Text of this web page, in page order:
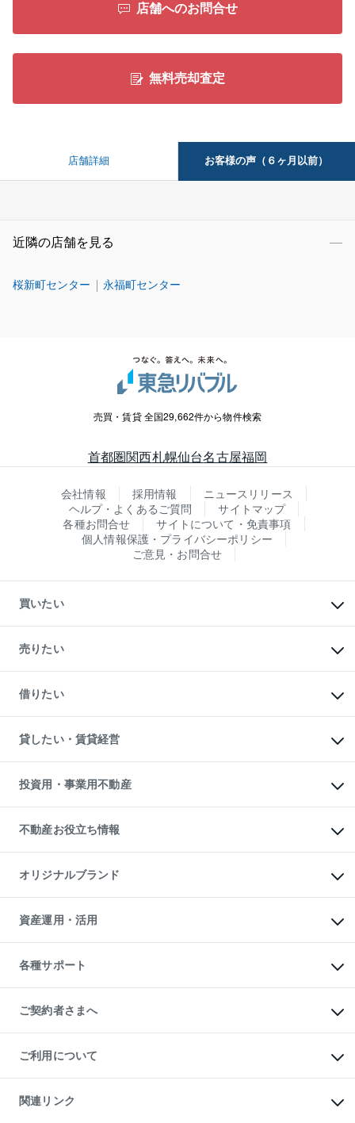
店舗へのお問合せ
無料売却査定
店舗詳細 お客様の声（６ヶ月以前）
近隣の店舗を見る
桜新町センター 永福町センター
売買・賃貸 全国29,662件から物件検索
首都圏関西札幌仙台名古屋福岡
会社情報 採用情報
ニュースリリース
ヘルプ・よくあるご質問
サイトマップ
各種お問合せ
サイトについて・免責事項
個人情報保護・プライバシーポリシー
ご意見・お問合せ
買いたい
新築・分譲マンションの購入
中古マンションの購入
一戸建ての購入
中古一戸建ての購入
不動産購入の流れ
注目キーワード物件特集
購入ガイド
English 繁体中文簡体中文
売りたい
一戸建ての売却・査定
土地の売却・査定
スピードAI査定
不動産査定について
不動産売却の流れ
不動産買換えの流れ
売却ガイド
借りたい
オフィス・店舗の賃貸
借りるときの流れ
借りるガイド
貸したい・賃貸経営
マンション賃料データ
賃貸管理プラン
リロケーションについて
貸すガイド
投資用・事業用不動産
事業用不動産
マンション投資
投資用マンション
アパート経営
収益物件
ビル購入（ビル一棟）
投資用不動産の売却査定
事業用不動産の売却査定
不動産お役立ち情報
マンションライブラリー
人気マンションランキング
暮らしに役立つ不動産メディア
不動産相場・不動産価格情報
不動産コラム・ニュース
不動産用語集
不動産なんでもネット相談室
住まいの税金
オリジナルブランド
一棟リノベーションマンション
L`GENTE（ルジェンテ）
区分リノベーションマンション
投資用一棟レジデンスWELL
不動産小口投資
LEGACIA（レガシア）
資産運用・活用
不動産M&A
アセットマネジメント・出資
各種サポート
相続サポート
リフォームサポート
ご契約者さまへ
ご紹介・再契約特典
入居者様専用-各種ご案内（賃貸）
東急こすもす会「こすもすWeb」
ご利用について
金融商品取引について
東急リバブル ソーシャルメディアポリシー
関連リンク